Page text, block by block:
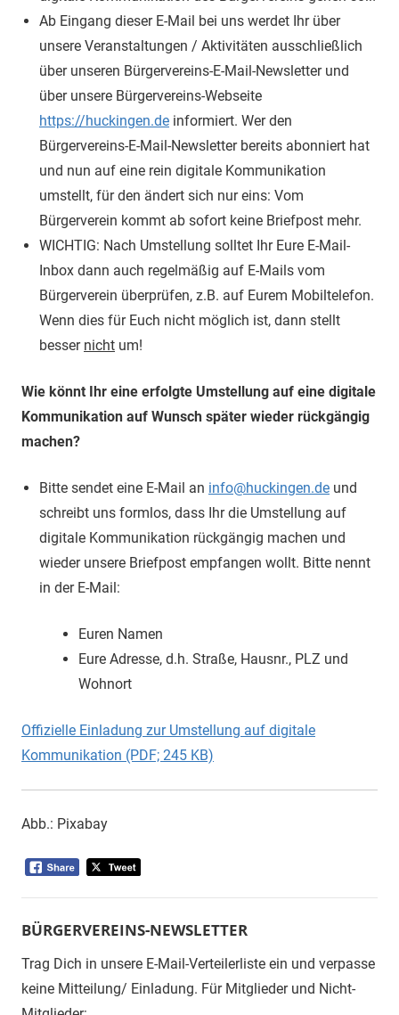
Ab Eingang dieser E-Mail bei uns werdet Ihr über
unsere Veranstaltungen / Aktivitäten ausschließlich
über unseren Bürgervereins-E-Mail-Newsletter und
über unsere Bürgervereins-Webseite
https://huckingen.de informiert. Wer den
Bürgervereins-E-Mail-Newsletter bereits abonniert hat
und nun auf eine rein digitale Kommunikation
umstellt, für den ändert sich nur eins: Vom
Bürgerverein kommt ab sofort keine Briefpost mehr.
WICHTIG: Nach Umstellung solltet Ihr Eure E-Mail-
Inbox dann auch regelmäßig auf E-Mails vom
Bürgerverein überprüfen, z.B. auf Eurem Mobiltelefon.
Wenn dies für Euch nicht möglich ist, dann stellt
besser nicht um!
Wie könnt Ihr eine erfolgte Umstellung auf eine digitale
Kommunikation auf Wunsch später wieder rückgängig
machen?
Bitte sendet eine E-Mail an info@huckingen.de und
schreibt uns formlos, dass Ihr die Umstellung auf
digitale Kommunikation rückgängig machen und
wieder unsere Briefpost empfangen wollt. Bitte nennt
in der E-Mail:
Euren Namen
Eure Adresse, d.h. Straße, Hausnr., PLZ und
Wohnort
Offizielle Einladung zur Umstellung auf digitale
Kommunikation (PDF; 245 KB)
Abb.: Pixabay
BÜRGERVEREINS-NEWSLETTER
Trag Dich in unsere E-Mail-Verteilerliste ein und verpasse
keine Mitteilung/ Einladung. Für Mitglieder und Nicht-